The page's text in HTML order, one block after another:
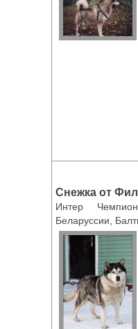
Снежка от
Интер
Беларуссии,